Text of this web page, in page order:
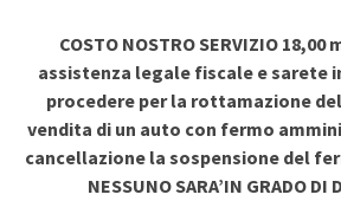
COSTO NOSTRO SERVIZIO
assistenza legale fiscale e sarete
procedere per la rottamazione
vendita di un auto con fermo
cancellazione la sospensione del
NESSUNO SARA’IN GRADO DI